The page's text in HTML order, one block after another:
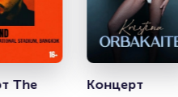
The
Концерт